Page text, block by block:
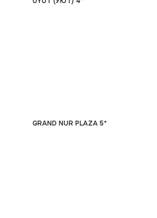
GRAND NUR PLAZA 5*